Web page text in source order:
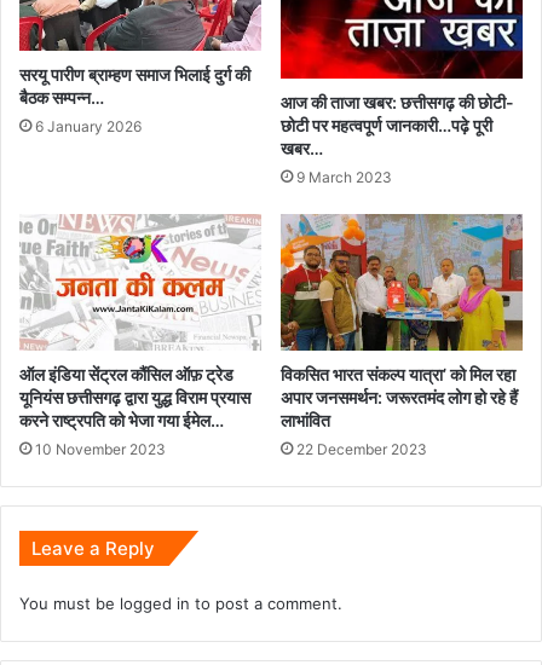
सरयू पारीण ब्राम्हण समाज भिलाई दुर्ग की
बैठक सम्पन्न…
6 January 2026
आज की ताजा खबर: छत्तीसगढ़ की छोटी-
छोटी पर महत्वपूर्ण जानकारी…पढ़े पूरी
खबर…
9 March 2023
ऑल इंडिया सेंट्रल कौंसिल ऑफ़ ट्रेड
यूनियंस छत्तीसगढ़ द्वारा युद्ध विराम प्रयास
करने राष्ट्रपति को भेजा गया ईमेल…
10 November 2023
विकसित भारत संकल्प यात्रा’ को मिल रहा
अपार जनसमर्थन: जरूरतमंद लोग हो रहे हैं
लाभांवित
22 December 2023
Leave a Reply
You must be logged in to post a comment.